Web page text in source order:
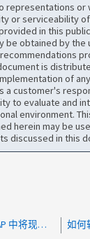
representations or
or serviceability
in this
be obtained by
is
of
a customer's
to evaluate and
environment.
herein may be
discussed in this
如何在ONTAP 中将现有SnapMirror DP关系转换为SnapMirror XDP关系